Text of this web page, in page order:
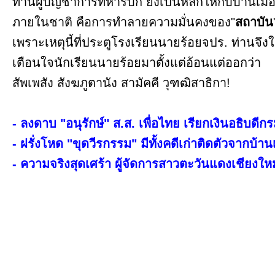
ภายในชาติ คือการทำลายความมั่นคงของ"สถาบัน
เพราะเหตุนี้ที่ประตูโรงเรียนนายร้อยจปร. ท่าน
เตือนใจนักเรียนนายร้อยมาตั้งแต่อ้อนแต่ออกว่า
สัพเพสัง สังฆภูตานัง สามัคคี วุฑฒิสาธิกา!
- ลงดาบ "อนุรักษ์" ส.ส. เพื่อไทย เรียกเงินอธิบดีก
- ฝรั่งโหด "ขุดวีรกรรม" มีทั้งคดีเก่าติดตัวจากบ้า
- ความจริงสุดเศร้า ผู้จัดการสาวตะวันแดงเชียงใ